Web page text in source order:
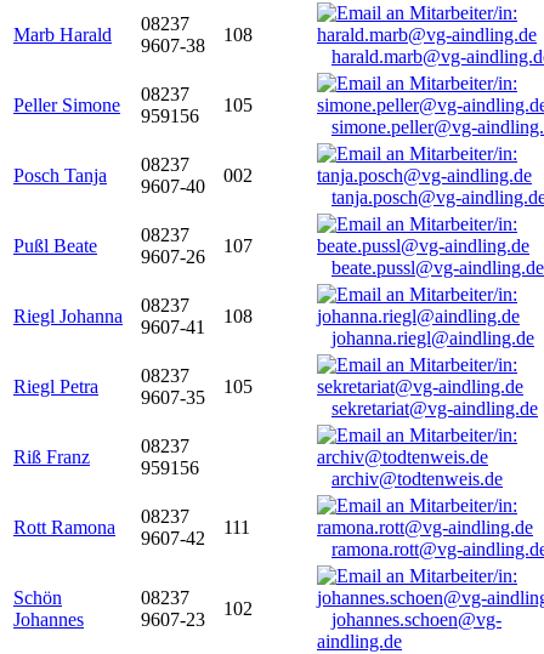
Marb Harald
08237
9607-38
108
harald.marb@vg-
Peller Simone
08237
959156
105
simone.peller@vg-
Posch Tanja
08237
9607-40
002
tanja.posch@vg-
Pußl Beate
08237
9607-26
107
beate.pussl@vg-aindling.de
Riegl Johanna
08237
9607-41
108
johanna.riegl@aindling.de
Riegl Petra
08237
9607-35
105
sekretariat@vg-aindling.de
Riß Franz
08237
959156
archiv@todtenweis.de
Rott Ramona
08237
9607-42
111
ramona.rott@vg-
Schön
Johannes
08237
9607-23
102
johannes.schoen@vg-
aindling.de